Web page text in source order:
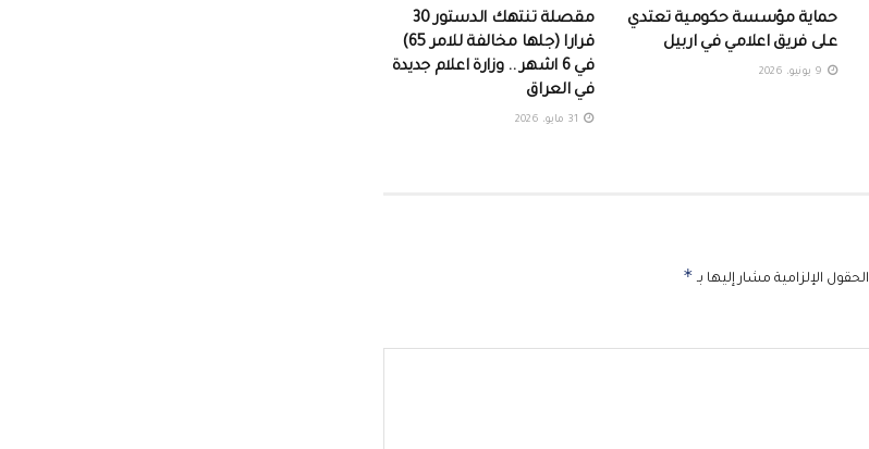
حماية مؤسسة حكومية تعتدي
على فريق اعلامي في اربيل ‏
مقصلة تنتهك الدستور 30
قرارا (جلها مخالفة للامر 65)
في 6 اشهر .. وزارة اعلام جديدة
في العراق
الحقول الإلزامية مشار إليها بـ *